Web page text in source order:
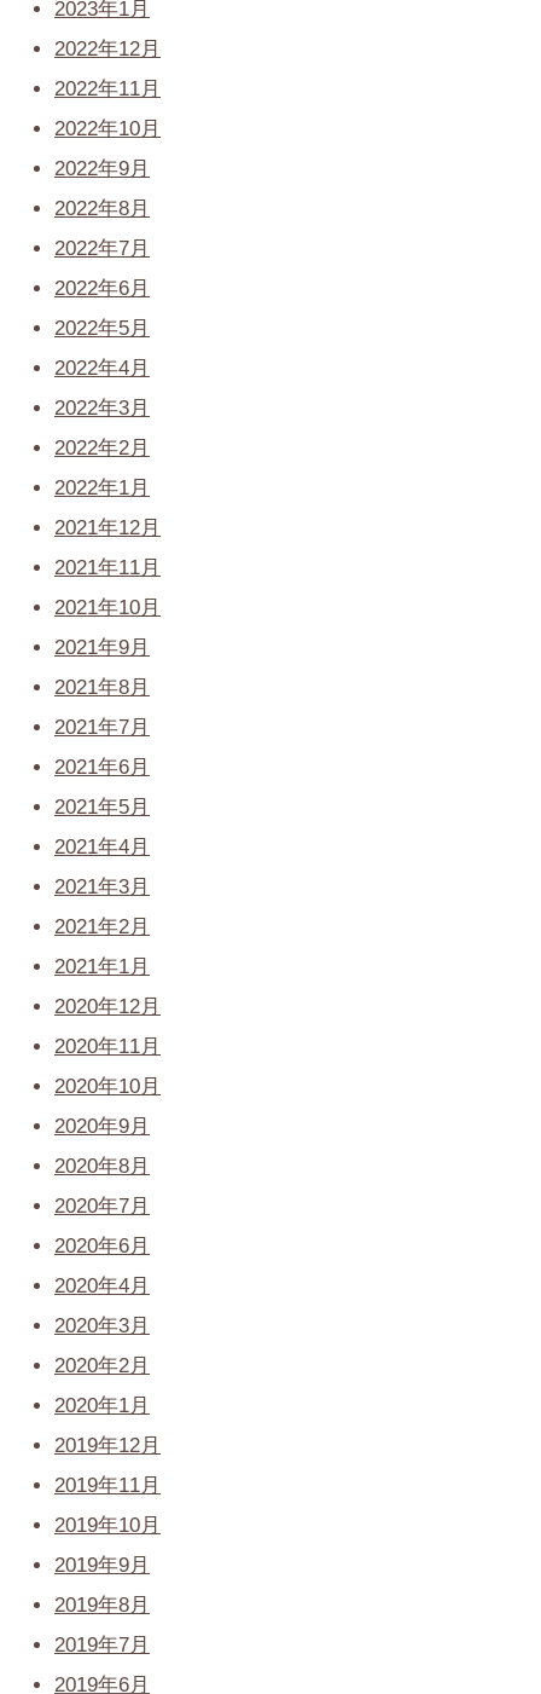
2023年1月
2022年12月
2022年11月
2022年10月
2022年9月
2022年8月
2022年7月
2022年6月
2022年5月
2022年4月
2022年3月
2022年2月
2022年1月
2021年12月
2021年11月
2021年10月
2021年9月
2021年8月
2021年7月
2021年6月
2021年5月
2021年4月
2021年3月
2021年2月
2021年1月
2020年12月
2020年11月
2020年10月
2020年9月
2020年8月
2020年7月
2020年6月
2020年4月
2020年3月
2020年2月
2020年1月
2019年12月
2019年11月
2019年10月
2019年9月
2019年8月
2019年7月
2019年6月